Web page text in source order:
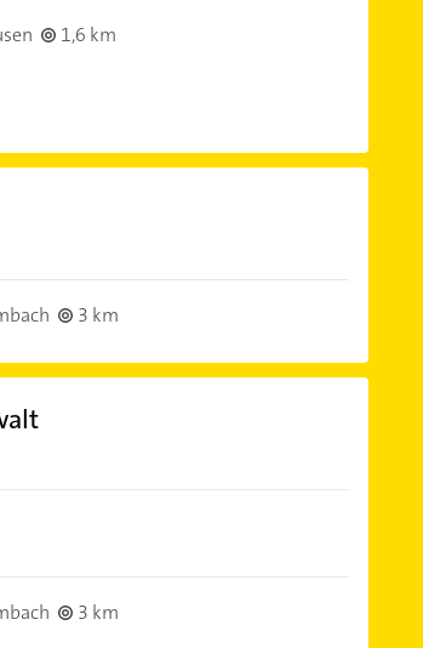
1,6 km
3 km
3 km